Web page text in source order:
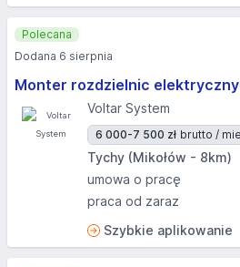
Monter rozdzielnic
Voltar System
6 000-7 500 zł brutto /
Tychy (Mikołów - 8km)
umowa o pracę
praca od zaraz
Szybkie aplikowanie
Polecana
Dodana 6 sierpnia